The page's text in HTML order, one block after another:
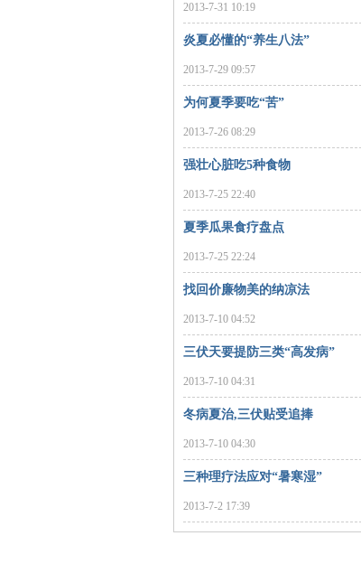
库
长
2013-7-31 10:19
炎夏必懂的“养生八法”
2013-7-29 09:57
为何夏季要吃“苦”
2013-7-26 08:29
强壮心脏吃5种食物
2013-7-25 22:40
夏季瓜果食疗盘点
2013-7-25 22:24
找回价廉物美的纳凉法
2013-7-10 04:52
三伏天要提防三类“高发病”
2013-7-10 04:31
冬病夏治,三伏贴受追捧
2013-7-10 04:30
三种理疗法应对“暑寒湿”
2013-7-2 17:39